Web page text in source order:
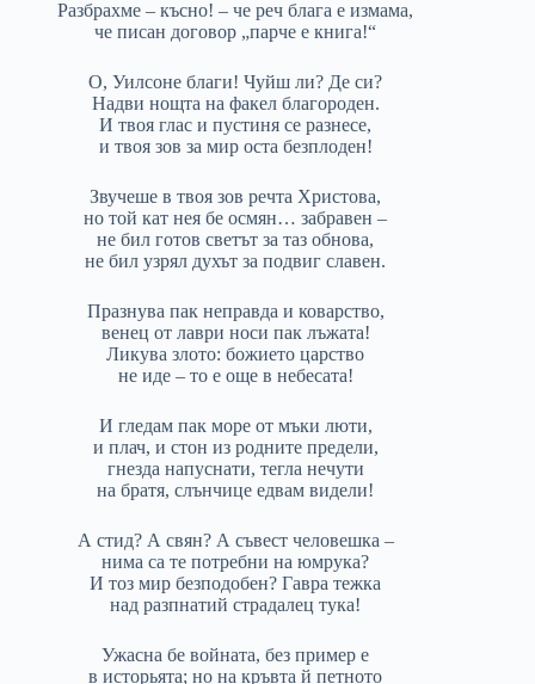
Разбрахме – късно! – че реч блага е измама,
че писан договор „парче е книга!“
О, Уилсоне благи! Чуйш ли? Де си?
Надви нощта на факел благороден.
И твоя глас и пустиня се разнесе,
и твоя зов за мир оста безплоден!
Звучеше в твоя зов речта Христова,
но той кат нея бе осмян… забравен –
не бил готов светът за таз обнова,
не бил узрял духът за подвиг славен.
Празнува пак неправда и коварство,
венец от лаври носи пак лъжата!
Ликува злото: божието царство
не иде – то е още в небесата!
И гледам пак море от мъки люти,
и плач, и стон из родните предели,
гнезда напуснати, тегла нечути
на братя, слънчице едвам видели!
А стид? А свян? А съвест человешка –
нима са те потребни на юмрука?
И тоз мир безподобен? Гавра тежка
над разпнатий страдалец тука!
Ужасна бе войната, без пример е
в исторьята; но на кръвта й петното